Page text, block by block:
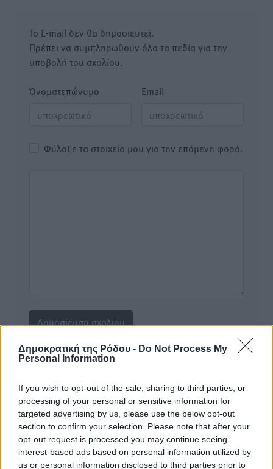
Δημοκρατική της Ρόδου - Do Not Process My
Personal Information
If you wish to opt-out of the sale, sharing to third parties, or
processing of your personal or sensitive information for
targeted advertising by us, please use the below opt-out
section to confirm your selection. Please note that after your
opt-out request is processed you may continue seeing
interest-based ads based on personal information utilized by
us or personal information disclosed to third parties prior to
Το E-mail δεν θα δημοσιευτεί.
Πρέπει να συμπληρωθούν όλα τα πεδία για την
υποβολή του σχολίου.
Όνοματεπώνυμο Email
Φύλαξε τα στοιχεία μου για την επόμενη φορά.
Για την μερική αναπαραγωγή της είδησης από άλλες
ιστοσελίδες είναι απαραίτητη η χρήση του παρακάτω
παρεχόμενου συνδέσμου παραπομπής προς το άρθρο
της Δημοκρατικής.